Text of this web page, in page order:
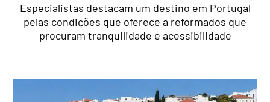
Especialistas destacam um destino em Portugal
pelas condições que oferece a reformados que
procuram tranquilidade e acessibilidade